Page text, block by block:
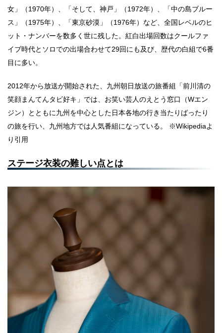
女」（1970年）、「そして、神戸」（1972年）、「中の島ブルー
ス」（1975年）、「東京砂漠」（1976年）など、全国レベルのヒ
ット・ナンバーを数多く世に残した。紅白出場回数はクールファ
イブ時代とソロでの出場合わせて29回にも及び、歴代の白組で6番
目に多い。
2012年から放送が開始された、九州朝日放送の旅番組「前川清の
笑顔まんてんタビ好キ」では、お笑い芸人のえとう窓口（Wエン
ジン）とともに九州を中心とした日本各地の行き当たりばったり
の旅を行い、九州地方では人気番組になっている。 ※Wikipediaよ
り引用
ステージ衣装の難しい点とは